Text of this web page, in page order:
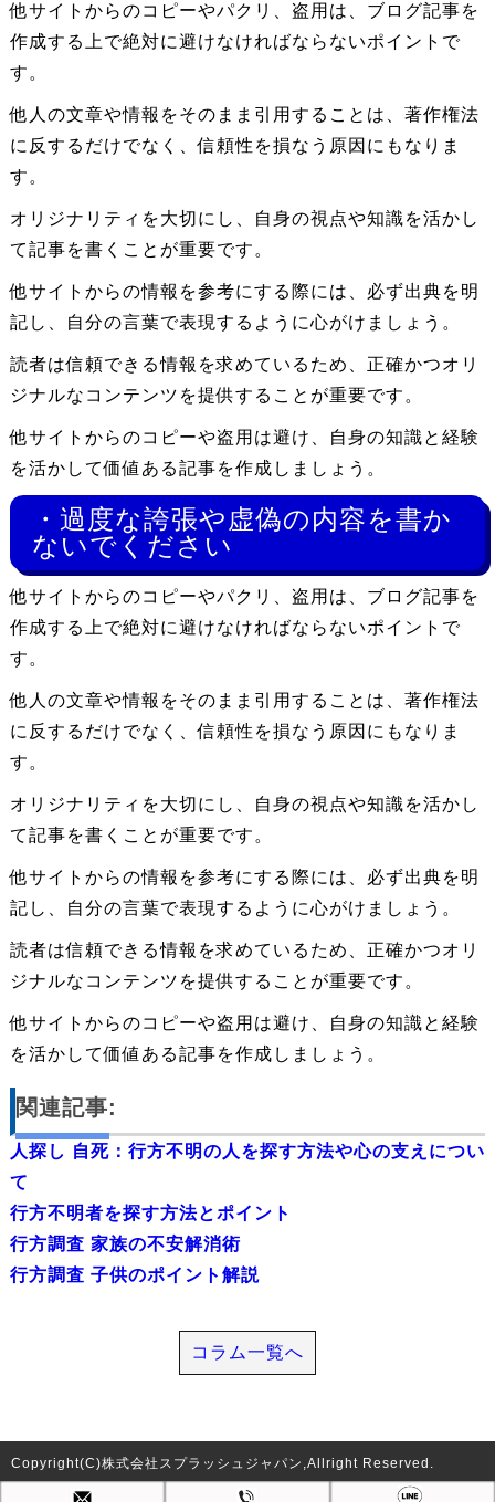
他サイトからのコピーやパクリ、盗用は、ブログ記事を
作成する上で絶対に避けなければならないポイントで
す。
他人の文章や情報をそのまま引用することは、著作権法
に反するだけでなく、信頼性を損なう原因にもなりま
す。
オリジナリティを大切にし、自身の視点や知識を活かし
て記事を書くことが重要です。
他サイトからの情報を参考にする際には、必ず出典を明
記し、自分の言葉で表現するように心がけましょう。
読者は信頼できる情報を求めているため、正確かつオリ
ジナルなコンテンツを提供することが重要です。
他サイトからのコピーや盗用は避け、自身の知識と経験
を活かして価値ある記事を作成しましょう。
・過度な誇張や虚偽の内容を書か
ないでください
他サイトからのコピーやパクリ、盗用は、ブログ記事を
作成する上で絶対に避けなければならないポイントで
す。
他人の文章や情報をそのまま引用することは、著作権法
に反するだけでなく、信頼性を損なう原因にもなりま
す。
オリジナリティを大切にし、自身の視点や知識を活かし
て記事を書くことが重要です。
他サイトからの情報を参考にする際には、必ず出典を明
記し、自分の言葉で表現するように心がけましょう。
読者は信頼できる情報を求めているため、正確かつオリ
ジナルなコンテンツを提供することが重要です。
他サイトからのコピーや盗用は避け、自身の知識と経験
を活かして価値ある記事を作成しましょう。
関連記事:
人探し 自死：行方不明の人を探す方法や心の支えについ
て
行方不明者を探す方法とポイント
行方調査 家族の不安解消術
行方調査 子供のポイント解説
コラム一覧へ
Copyright(C)株式会社スプラッシュジャパン,Allright Reserved.